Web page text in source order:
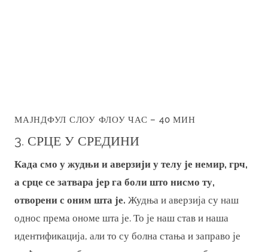
МАЈНДФУЛ СЛОУ ФЛОУ ЧАС – 40 МИН
3. СРЦЕ У СРЕДИНИ
Када смо у жудњи и аверзији у телу је немир, грч,
а срце се затвара јер га боли што нисмо ту,
отворени с оним шта је. Жудња и аверзија су наш
однос према ономе шта је. То је наш став и наша
идентификација, али то су болна стања и заправо је